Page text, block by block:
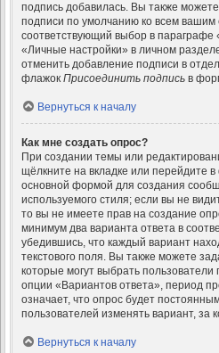
подпись добавилась. Вы также
подписи по умолчанию ко всем
соответствующий выбор в параграфе
«Личные настройки» в личном
отменить добавление подписи в
флажок Присоединить подпись в
Вернуться к началу
Как мне создать опрос?
При создании темы или
щёлкните на вкладке или перейдите
основной формой для создания
используемого стиля; если вы не
то вы не имеете прав на создание
минимум два варианта ответа в
убедившись, что каждый вариант
текстового поля. Вы также можете
которые могут выбрать
опции «Вариантов ответа», период
означает, что опрос будет
пользователей изменять вариант, за
Вернуться к началу